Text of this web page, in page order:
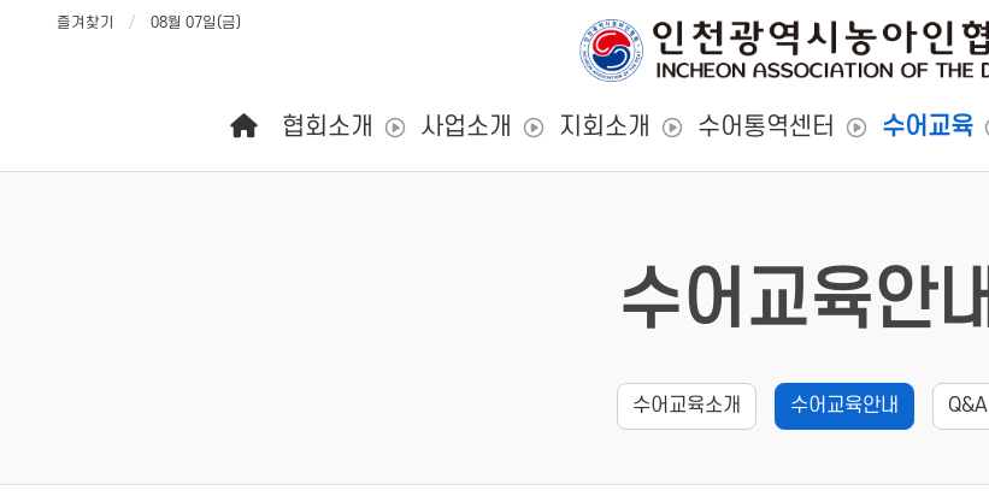
즐겨찾기 08월 07일(금)
협회소개 사업소개 지회소개 수어통역센터 수어교육
수어교육안내
수어교육소개 수어교육안내 Q&A